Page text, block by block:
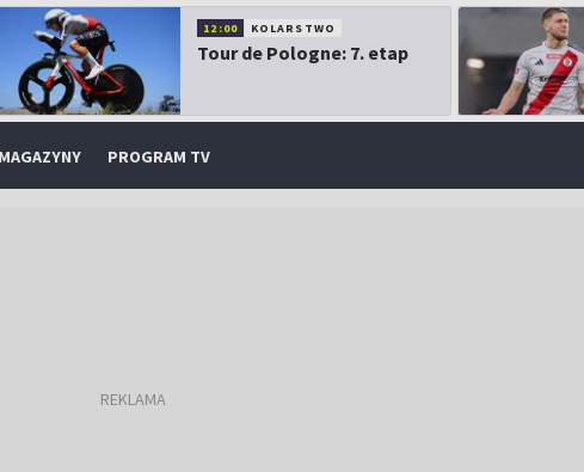
12:00 KOLARSTWO
Tour de Pologne: 7. etap
MAGAZYNY PROGRAM TV